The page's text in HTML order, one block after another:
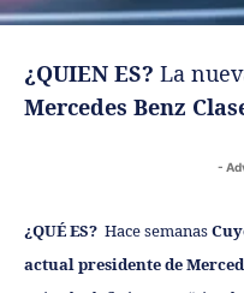
¿QUIEN ES? La
Mercedes Benz
-
¿QUÉ ES? Hace semanas
actual presidente de